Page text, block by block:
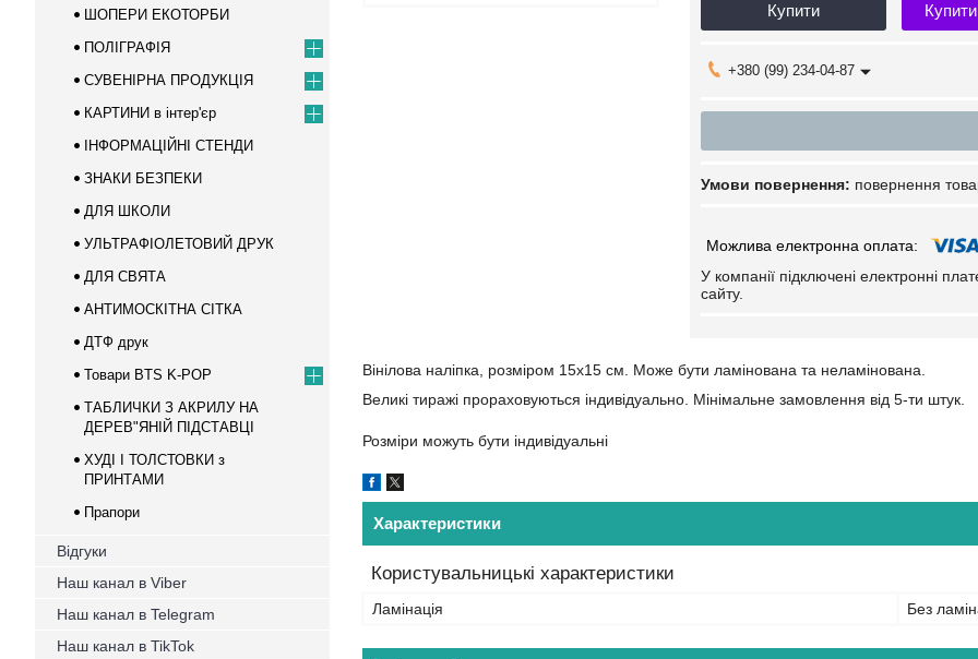
Купити
+380 (99) 234-04-87
повернення
У компанії підключені електронні
сайту.
Вінілова наліпка, розміром 15х15 см. Може бути ламінована та неламінована.
Великі тиражі прораховуються індивідуально. Мінімальне замовлення від 5-ти штук.
Розміри можуть бути індивідуальні
Характеристики
Користувальницькі характеристики
Ламінація Без
ШОПЕРИ ЕКОТОРБИ
ПОЛІГРАФІЯ
СУВЕНІРНА ПРОДУКЦІЯ
КАРТИНИ в інтер'єр
ІНФОРМАЦІЙНІ СТЕНДИ
ЗНАКИ БЕЗПЕКИ
ДЛЯ ШКОЛИ
УЛЬТРАФІОЛЕТОВИЙ ДРУК
ДЛЯ СВЯТА
АНТИМОСКІТНА СІТКА
ДТФ друк
Товари BTS K-POP
ТАБЛИЧКИ З АКРИЛУ НА
ДЕРЕВ"ЯНІЙ ПІДСТАВЦІ
ХУДІ І ТОЛСТОВКИ з
ПРИНТАМИ
Прапори
Відгуки
Наш канал в Viber
Наш канал в Telegram
Наш канал в TikTok